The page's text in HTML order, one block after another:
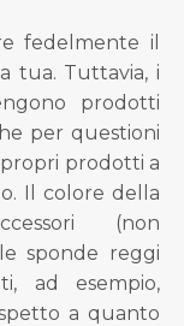
fedelmente il
tua. Tuttavia, i
prodotti
per questioni
prodotti a
Il colore della
(non
sponde reggi
ad esempio,
a quanto